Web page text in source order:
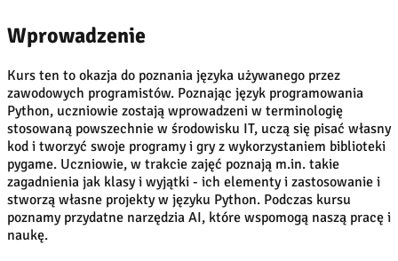
Wprowadzenie
Kurs ten to okazja do poznania języka używanego przez
zawodowych programistów. Poznając język programowania
Python, uczniowie zostają wprowadzeni w terminologię
stosowaną powszechnie w środowisku IT, uczą się pisać własny
kod i tworzyć swoje programy i gry z wykorzystaniem biblioteki
pygame. Uczniowie, w trakcie zajęć poznają m.in. takie
zagadnienia jak klasy i wyjątki - ich elementy i zastosowanie i
stworzą własne projekty w języku Python. Podczas kursu
poznamy przydatne narzędzia AI, które wspomogą naszą pracę i
naukę.